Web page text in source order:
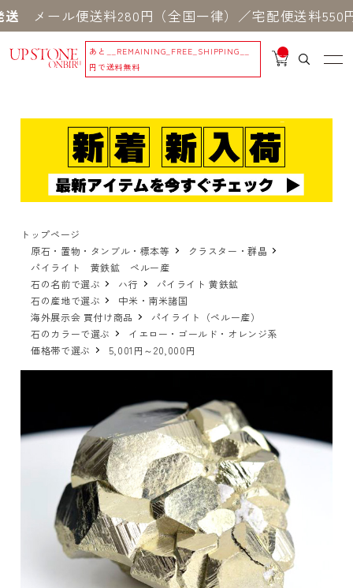
ル便送料280円（全国一律）／宅配便送料550円 ※
あと
__REMAINING_FREE_SHIPPING__
円で送料無料
__
IT
_
トップページ
原石・置物・タンブル・標本等
クラスター・群晶
パイライト 黄鉄鉱 ペルー産
石の名前で選ぶ
ハ行
パイライト 黄鉄鉱
石の産地で選ぶ
中米・南米諸国
海外展示会 買付け商品
パイライト（ペルー産）
石のカラーで選ぶ
イエロー・ゴールド・オレンジ系
価格帯で選ぶ
5,001円～20,000円